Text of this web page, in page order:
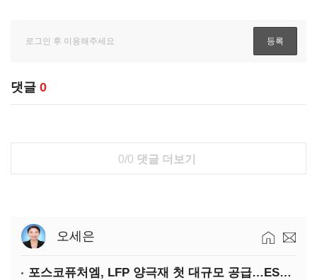
댓글 0
0/0 댓글 더보기
오세은
포스코퓨처엠, LFP 양극재 첫 대규모 공급…ESS 시장 공략